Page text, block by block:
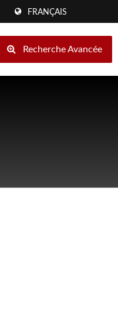
FRANÇAIS
Recherche Avancée